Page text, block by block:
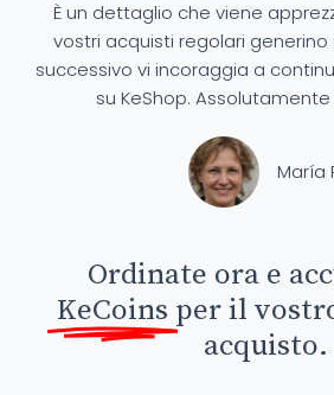
È un dettaglio che viene
vostri acquisti regolari
successivo vi incoraggia a
su KeShop.
María
Ordinate ora e
KeCoins per il
acquisto.